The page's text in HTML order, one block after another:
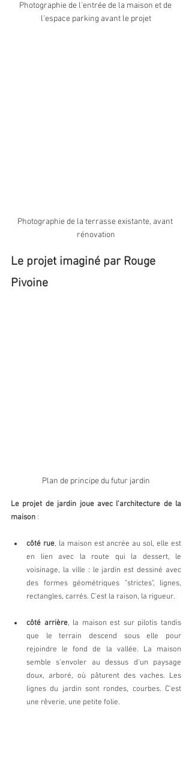
Photographie de l'entrée de la maison et de
l'espace parking avant le projet
Photographie de la terrasse existante, avant
rénovation
Le projet imaginé par Rouge
Pivoine
Plan de principe du futur jardin
Le projet de jardin joue avec l'architecture de la
maison :
côté rue, la maison est ancrée au sol, elle est
en lien avec la route qui la dessert, le
voisinage, la ville : le jardin est dessiné avec
des formes géométriques "strictes", lignes,
rectangles, carrés. C'est la raison, la rigueur.
côté arrière, la maison est sur pilotis tandis
que le terrain descend sous elle pour
rejoindre le fond de la vallée. La maison
semble s'envoler au dessus d'un paysage
doux, arboré, où pâturent des vaches. Les
lignes du jardin sont rondes, courbes. C'est
une rêverie, une petite folie.